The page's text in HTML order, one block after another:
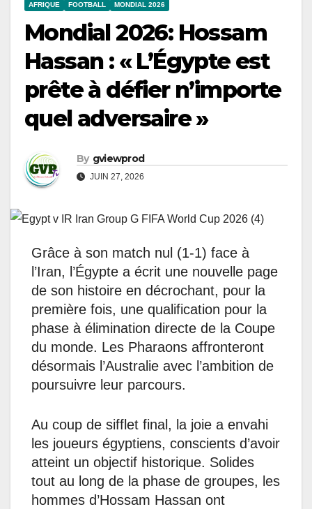
AFRIQUE FOOTBALL MONDIAL 2026
Mondial 2026: Hossam
Hassan : « L’Égypte est
prête à défier n’importe
quel adversaire »
By gviewprod
JUIN 27, 2026
Grâce à son match nul (1-1) face à
l’Iran, l’Égypte a écrit une nouvelle page
de son histoire en décrochant, pour la
première fois, une qualification pour la
phase à élimination directe de la Coupe
du monde. Les Pharaons affronteront
désormais l’Australie avec l’ambition de
poursuivre leur parcours.
Au coup de sifflet final, la joie a envahi
les joueurs égyptiens, conscients d’avoir
atteint un objectif historique. Solides
tout au long de la phase de groupes, les
hommes d’Hossam Hassan ont